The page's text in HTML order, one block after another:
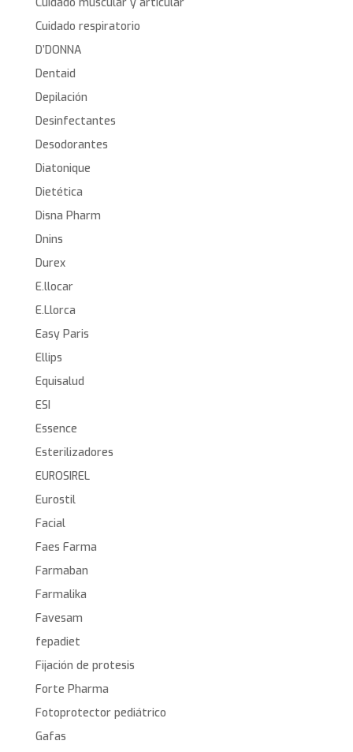
Cuidado respiratorio
D’DONNA
Dentaid
Depilación
Desinfectantes
Desodorantes
Diatonique
Dietética
Disna Pharm
Dnins
Durex
E.llocar
E.Llorca
Easy Paris
Ellips
Equisalud
ESI
Essence
Esterilizadores
EUROSIREL
Eurostil
Facial
Faes Farma
Farmaban
Farmalika
Favesam
fepadiet
Fijación de protesis
Forte Pharma
Fotoprotector pediátrico
Gafas